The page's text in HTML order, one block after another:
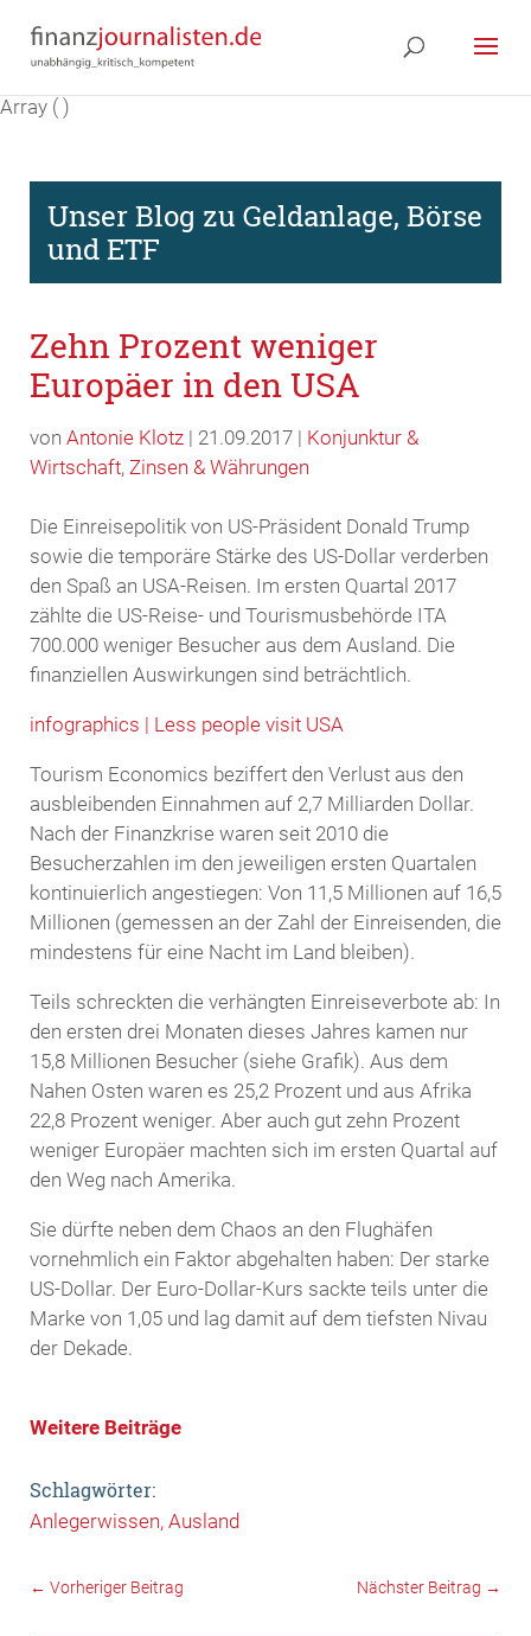
Array ( )
Unser Blog zu Geldanlage, Börse
und ETF
Zehn Prozent weniger
Europäer in den USA
von Antonie Klotz| 21.09.2017 | Konjunktur &
Wirtschaft, Zinsen & Währungen
Die Einreisepolitik von US-Präsident Donald Trump
sowie die temporäre Stärke des US-Dollar verderben
den Spaß an USA-Reisen. Im ersten Quartal 2017
zählte die US-Reise- und Tourismusbehörde ITA
700.000 weniger Besucher aus dem Ausland. Die
finanziellen Auswirkungen sind beträchtlich.
infographics | Less people visit USA
Tourism Economics beziffert den Verlust aus den
ausbleibenden Einnahmen auf 2,7 Milliarden Dollar.
Nach der Finanzkrise waren seit 2010 die
Besucherzahlen im den jeweiligen ersten Quartalen
kontinuierlich angestiegen: Von 11,5 Millionen auf 16,5
Millionen (gemessen an der Zahl der Einreisenden, die
mindestens für eine Nacht im Land bleiben).
Teils schreckten die verhängten Einreiseverbote ab: In
den ersten drei Monaten dieses Jahres kamen nur
15,8 Millionen Besucher (siehe Grafik). Aus dem
Nahen Osten waren es 25,2 Prozent und aus Afrika
22,8 Prozent weniger. Aber auch gut zehn Prozent
weniger Europäer machten sich im ersten Quartal auf
den Weg nach Amerika.
Sie dürfte neben dem Chaos an den Flughäfen
vornehmlich ein Faktor abgehalten haben: Der starke
US-Dollar. Der Euro-Dollar-Kurs sackte teils unter die
Marke von 1,05 und lag damit auf dem tiefsten Nivau
der Dekade.
Weitere Beiträge
Schlagwörter:
Anlegerwissen Ausland
← Vorheriger Beitrag Nächster Beitrag →